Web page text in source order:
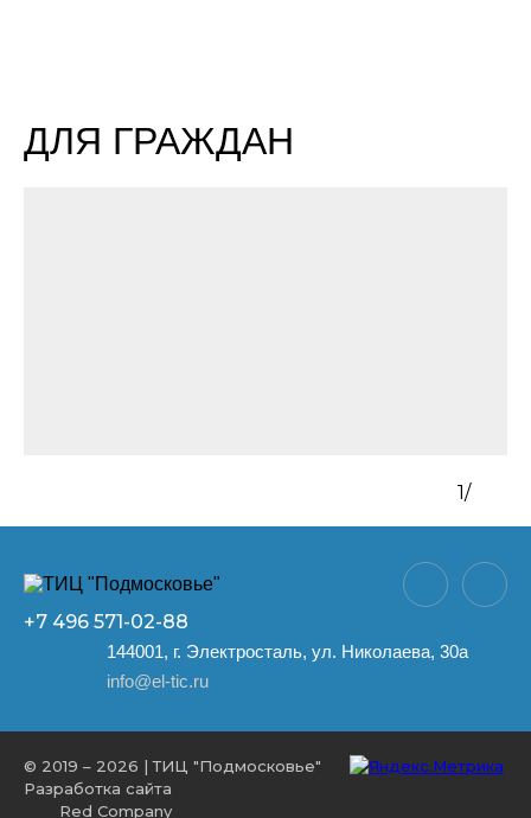
ДЛЯ ГРАЖДАН
1/
+7 496 571-02-88
144001, г. Электросталь, ул. Николаева, 30а
info@el-tic.ru
© 2019 – 2026 | ТИЦ "Подмосковье"
Разработка сайта
Red Company